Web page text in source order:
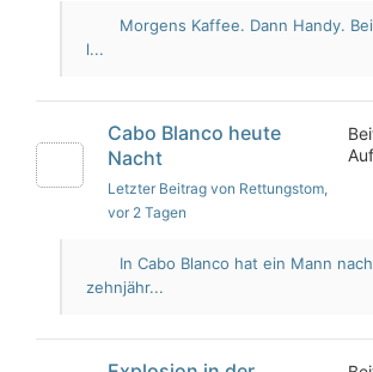
Morgens Kaffee. Dann Handy.
l...
Cabo Blanco heute
Nacht
Letzter Beitrag von Rettungstom,
vor 2 Tagen
In Cabo Blanco hat ein Mann
zehnjähr...